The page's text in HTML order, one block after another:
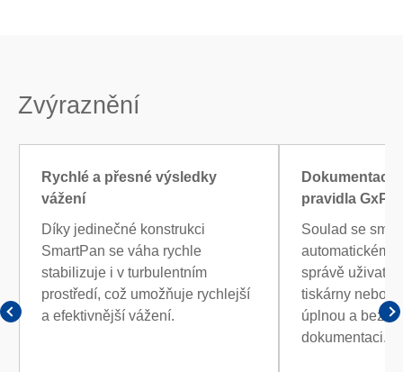
Zvýraznění
Rychlé a přesné výsledky
vážení
Díky jedinečné konstrukci
SmartPan se váha rychle
stabilizuje i v turbulentním
prostředí, což umožňuje rychlejší
a efektivnější vážení.
Dokumentace
pravidla GxP
Soulad se
automatickému
správě
tiskárny nebo
úplnou a
dokumentaci.